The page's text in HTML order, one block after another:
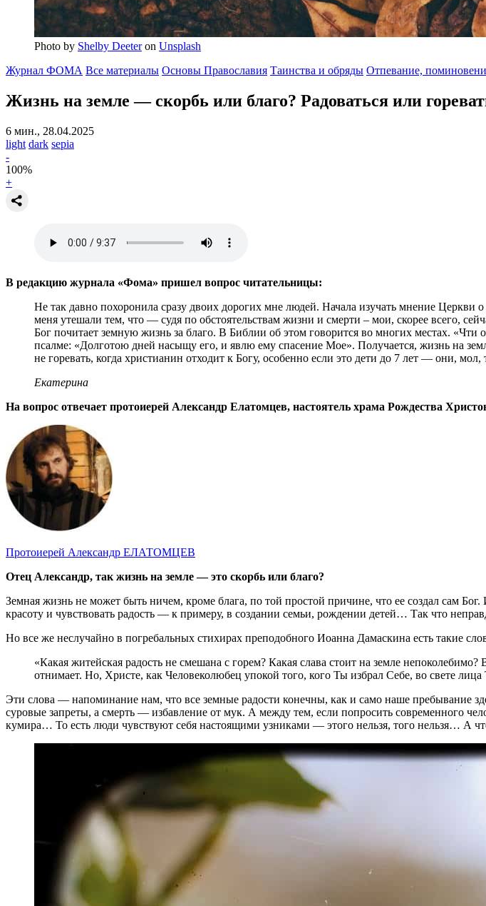
Photo by Shelby Deeteron Unsplash
Журнал ФОМА Все материалы Основы Православия Таинства и обряды Отпевание,
Жизнь на земле — скорбь или благо? Радоваться или
6 мин., 28.04.2025
light dark sepia
-
100%
+
В редакцию журнала «Фома» пришел вопрос читательницы:
Не так давно похоронила сразу двоих дорогих мне людей. Начала изучать мнение
меня утешали тем, что — судя по обстоятельствам жизни и смерти – мои, скорее всего,
Бог почитает земную жизнь за благо. В Библии об этом говорится во многих местах. «Чти
псалме: «Долготою дней насыщу его, и явлю ему спасение Мое». Получается, жизнь на
не горевать, когда христианин отходит к Богу, особенно если это дети до 7 лет — они,
Екатерина
На вопрос отвечает протоиерей Александр Елатомцев, настоятель храма Рождества
Протоиерей Александр ЕЛАТОМЦЕВ
Отец Александр, так жизнь на земле — это скорбь или благо?
Земная жизнь не может быть ничем, кроме блага, по той простой причине, что ее создал сам
красоту и чувствовать радость — к примеру, в создании семьи, рождении детей… Так что
Но все же неслучайно в погребальных стихирах преподобного Иоанна Дамаскина есть такие
«Какая житейская радость не смешана с горем? Какая слава стоит на земле
отнимает. Но, Христе, как Человеколюбец упокой того, кого Ты избрал Себе, во свете
Эти слова — напоминание нам, что все земные радости конечны, как и само наше пребывание
суровые запреты, а смерть — избавление от мук. А между тем, если попросить современного
кумира… То есть люди чувствуют себя настоящими узниками — этого нельзя, того нельзя… А